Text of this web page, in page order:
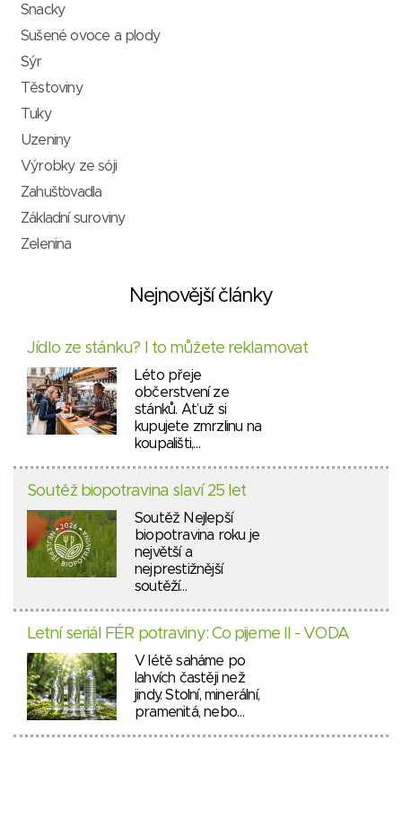
Snacky
Sušené ovoce a plody
Sýr
Těstoviny
Tuky
Uzeniny
Výrobky ze sóji
Zahušťovadla
Základní suroviny
Zelenina
Nejnovější články
Jídlo ze stánku? I to můžete reklamovat
Léto přeje
občerstvení ze
stánků. Ať už si
kupujete zmrzlinu na
koupališti,…
Soutěž biopotravina slaví 25 let
Soutěž Nejlepší
biopotravina roku je
největší a
nejprestižnější
soutěží…
Letní seriál FÉR potraviny: Co pijeme II - VODA
V létě saháme po
lahvích častěji než
jindy. Stolní, minerální,
pramenitá, nebo…